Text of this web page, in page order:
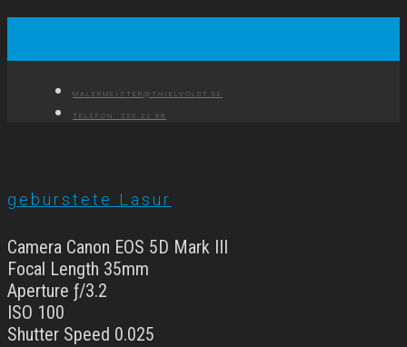
MALERMEISTER@THIELVOLDT.DE
TELEFON: 250 22 88
gebürstete Lasur
Camera Canon EOS 5D Mark III
Focal Length 35mm
Aperture ƒ/3.2
ISO 100
Shutter Speed 0.025